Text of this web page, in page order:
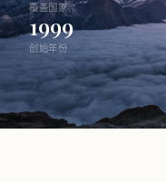
覆盖国家
1999
创始年份